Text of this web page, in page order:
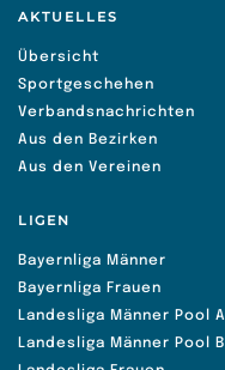
AKTUELLES
Übersicht
Sportgeschehen
Verbandsnachrichten
Aus den Bezirken
Aus den Vereinen
LIGEN
Bayernliga Männer
Bayernliga Frauen
Landesliga Männer Pool A
Landesliga Männer Pool B